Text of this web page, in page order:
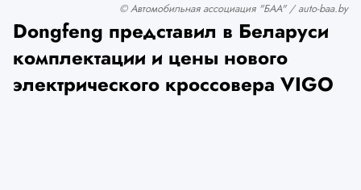
© Автомобильная ассоциация "БАА" / auto-baa.by
Dongfeng представил в Беларуси
комплектации и цены нового
электрического кроссовера VIGO